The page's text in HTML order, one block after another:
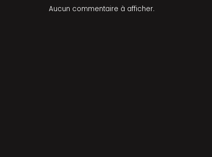
Aucun commentaire à afficher.